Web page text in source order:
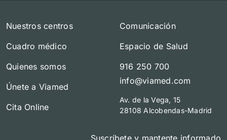
Nuestros centros
Cuadro médico
Quienes somos
Únete a Viamed
Cita Online
Comunicación
Espacio de Salud
916 250 700
info@viamed.com
Av. de la Vega, 15
28108 Alcobendas-Madrid